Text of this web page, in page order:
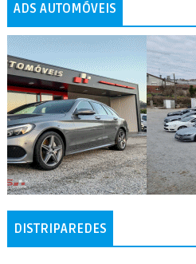
ADS AUTOMÓVEIS
DISTRIPAREDES